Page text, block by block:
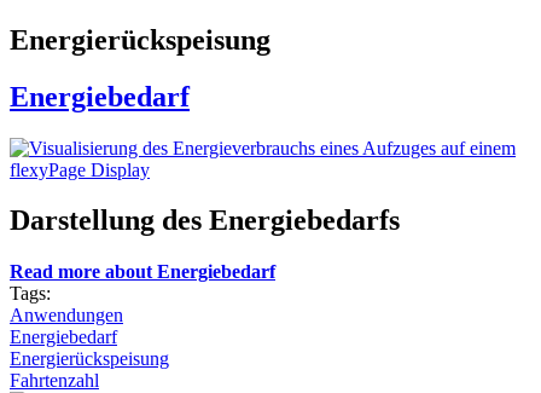
Energierückspeisung
Energiebedarf
Darstellung des Energiebedarfs
Read more about Energiebedarf
Tags:
Anwendungen
Energiebedarf
Energierückspeisung
Fahrtenzahl